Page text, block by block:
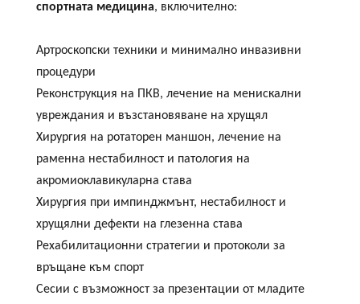
спортната медицина, включително:
Артроскопски техники и минимално инвазивни
процедури
Реконструкция на ПКВ, лечение на менискални
увреждания и възстановяване на хрущял
Хирургия на ротаторен маншон, лечение на
раменна нестабилност и патология на
акромиоклавикуларна става
Хирургия при импинджмънт, нестабилност и
хрущялни дефекти на глезенна става
Рехабилитационни стратегии и протоколи за
връщане към спорт
Сесии с възможност за презентации от младите